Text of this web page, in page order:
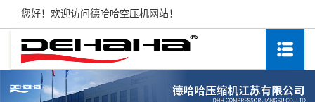
您好！欢迎访问德哈哈空压机网站！